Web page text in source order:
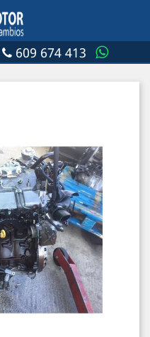
609 674 413